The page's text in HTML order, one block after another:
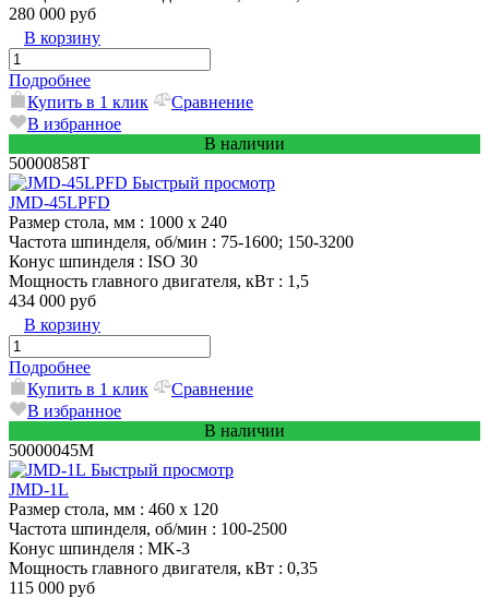
280 000 руб
В корзину
Подробнее
Купить в 1 клик
Сравнение
В избранное
В наличии
50000858T
Быстрый просмотр
JMD-45LPFD
Размер стола, мм : 1000 x 240
Частота шпинделя, об/мин : 75-1600; 150-3200
Конус шпинделя : ISO 30
Мощность главного двигателя, кВт : 1,5
434 000 руб
В корзину
Подробнее
Купить в 1 клик
Сравнение
В избранное
В наличии
50000045M
Быстрый просмотр
JMD-1L
Размер стола, мм : 460 x 120
Частота шпинделя, об/мин : 100-2500
Конус шпинделя : MK-3
Мощность главного двигателя, кВт : 0,35
115 000 руб